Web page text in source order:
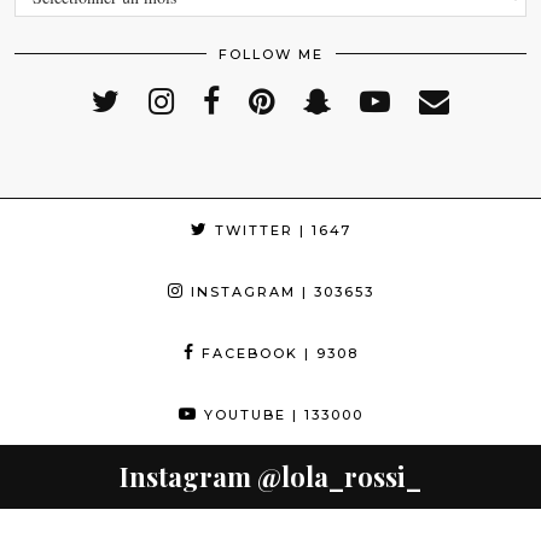
FOLLOW ME
TWITTER | 1647
INSTAGRAM | 303653
FACEBOOK | 9308
YOUTUBE | 133000
Instagram @lola_rossi_